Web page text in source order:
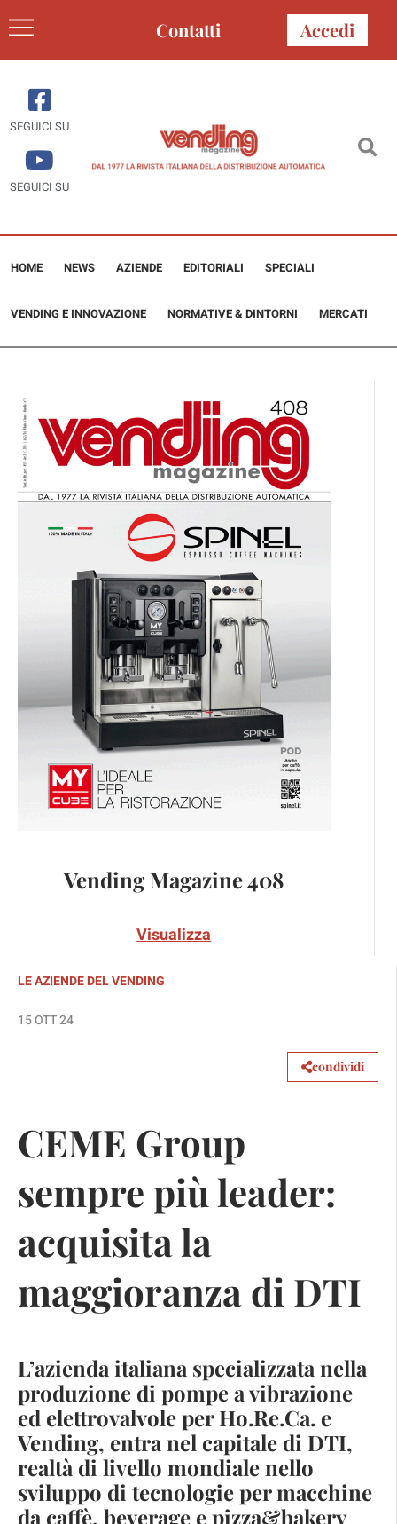
Contatti Accedi
SEGUICI SU
SEGUICI SU
HOME NEWS AZIENDE EDITORIALI SPECIALI
VENDING E INNOVAZIONE NORMATIVE & DINTORNI MERCATI
Vending Magazine 408
Visualizza
LE AZIENDE DEL VENDING
15 OTT 24
condividi
CEME Group
sempre più leader:
acquisita la
maggioranza di DTI
L’azienda italiana specializzata nella
produzione di pompe a vibrazione
ed elettrovalvole per Ho.Re.Ca. e
Vending, entra nel capitale di DTI,
realtà di livello mondiale nello
sviluppo di tecnologie per macchine
da caffè, beverage e pizza&bakery